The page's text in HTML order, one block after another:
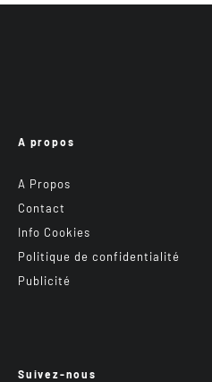
A propos
A Propos
Contact
Info Cookies
Politique de confidentialité
Publicité
Suivez-nous